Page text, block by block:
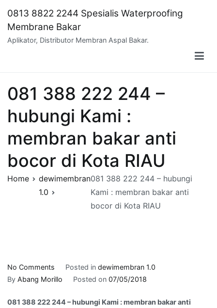
content
0813 8822 2244 Spesialis Waterproofing
Membrane Bakar
Aplikator, Distributor Membran Aspal Bakar.
081 388 222 244 –
hubungi Kami :
membran bakar anti
bocor di Kota RIAU
Home
dewimembran
1.0
081 388 222 244 – hubungi
Kami : membran bakar anti
bocor di Kota RIAU
No Comments
081
222
Posted in dewimembran 1.0
By Abang Morillo Posted on 07/05/2018
081 388 222 244 – hubungi Kami : membran bakar anti